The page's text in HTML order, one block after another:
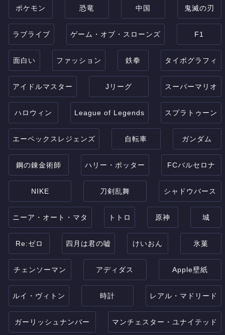
ポケモン 恐竜 中国 鬼滅の刃
ラブライブ ゲーム・オブ・スローンズ F1
面白い ファッション 鉄拳 タイポグラフィ
アイドルマスター Jリーグ スーパーマリオ
ハロウィン League of Legends スプラトゥーン
エーペックスレジェンズ 自転車 ガンダム
鋼の錬金術師 ハリー・ポッター FCバルセロナ
NIKE 刀剣乱舞 シャドウバース
ニーア・オート・マタ トトロ 原神 城
Re:ゼロ 四月は君の嘘 けいおん 氷菓
チェンソーマン アディダス Apple壁紙
ルイ・ヴィトン 時計 レアル・マドリード
ガーリッシュナンバー マンチェスター・ユナイテッド